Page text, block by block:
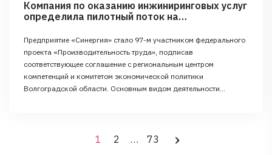
Компания по оказанию инжиниринговых услуг
определила пилотный поток на
Предприятие «Синергия» стало 97-м участником федерального
проекта «Производительность труда», подписав
соответствующее соглашение с региональным центром
компетенций и комитетом экономической политики
Волгоградской области. Основным видом деятельности
услуг промышленным предприятиям. КлючевымиНавигация
1 2 … 73 ›